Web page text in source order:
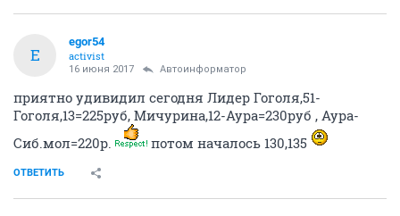
E
egor54
activist
16 июня 2017 Автоинформатор
приятно удивидил сегодня Лидер Гоголя,51-
Гоголя,13=225руб, Мичурина,12-Аура=230руб , Аура-
Сиб.мол=220р.
потом началось 130,135
ОТВЕТИТЬ